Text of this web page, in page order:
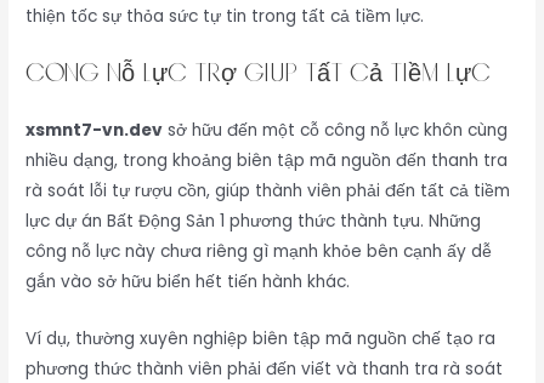
thiện tốc sự thỏa sức tự tin trong tất cả tiềm lực.
Công nỗ lực trợ giúp tất cả tiềm lực
xsmnt7-vn.dev sở hữu đến một cỗ công nỗ lực khôn cùng
nhiều dạng, trong khoảng biên tập mã nguồn đến thanh tra
rà soát lỗi tự rượu cồn, giúp thành viên phải đến tất cả tiềm
lực dự án Bất Động Sản 1 phương thức thành tựu. Những
công nỗ lực này chưa riêng gì mạnh khỏe bên cạnh ấy dễ
gắn vào sở hữu biển hết tiến hành khác.
Ví dụ, thường xuyên nghiệp biên tập mã nguồn chế tạo ra
phương thức thành viên phải đến viết và thanh tra rà soát